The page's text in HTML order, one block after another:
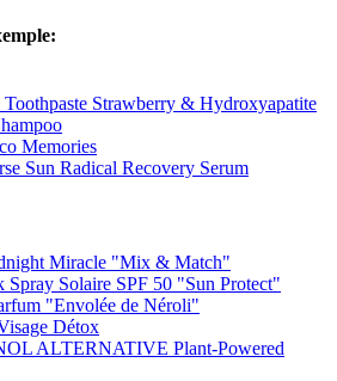
Strawberry & Hydroxyapatite
Memories
Sun Radical Recovery Serum
Miracle "Mix & Match"
Spray Solaire SPF 50 "Sun Protect"
"Envolée de Néroli"
Détox
ALTERNATIVE Plant-Powered